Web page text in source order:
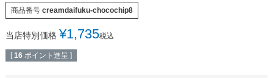
商品番号 creamdaifuku-chocochip8
当店特別価格 ¥1,735税込
[ 16 ポイント進呈 ]